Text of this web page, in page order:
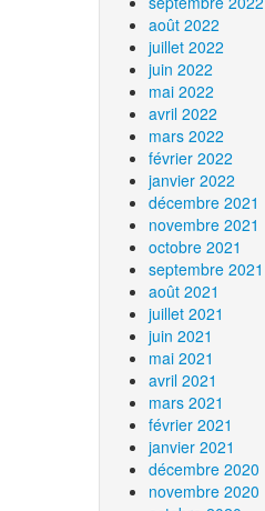
août 2022
juillet 2022
juin 2022
mai 2022
avril 2022
mars 2022
février 2022
janvier 2022
décembre 2021
novembre 2021
octobre 2021
septembre 2021
août 2021
juillet 2021
juin 2021
mai 2021
avril 2021
mars 2021
février 2021
janvier 2021
décembre 2020
novembre 2020